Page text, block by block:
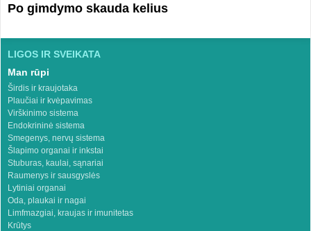
Po gimdymo skauda kelius
LIGOS IR SVEIKATA
Man rūpi
Širdis ir kraujotaka
Plaučiai ir kvėpavimas
Virškinimo sistema
Endokrininė sistema
Smegenys, nervų sistema
Šlapimo organai ir inkstai
Stuburas, kaulai, sąnariai
Raumenys ir sausgyslės
Lytiniai organai
Oda, plaukai ir nagai
Limfmazgiai, kraujas ir imunitetas
Krūtys